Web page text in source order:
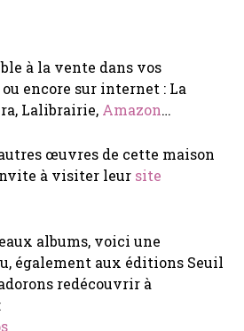
à la vente dans vos
encore sur internet : La
Lalibrairie, Amazon…
œuvres de cette maison
à visiter leur site
albums, voici une
également aux éditions Seuil
redécouvrir à